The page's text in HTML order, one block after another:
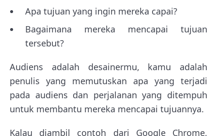
Apa tujuan yang ingin mereka capai?
Bagaimana mereka mencapai tujuan
tersebut?
Audiens adalah desainermu, kamu adalah
penulis yang memutuskan apa yang terjadi
pada audiens dan perjalanan yang ditempuh
untuk membantu mereka mencapai tujuannya.
Kalau diambil contoh dari Google Chrome,